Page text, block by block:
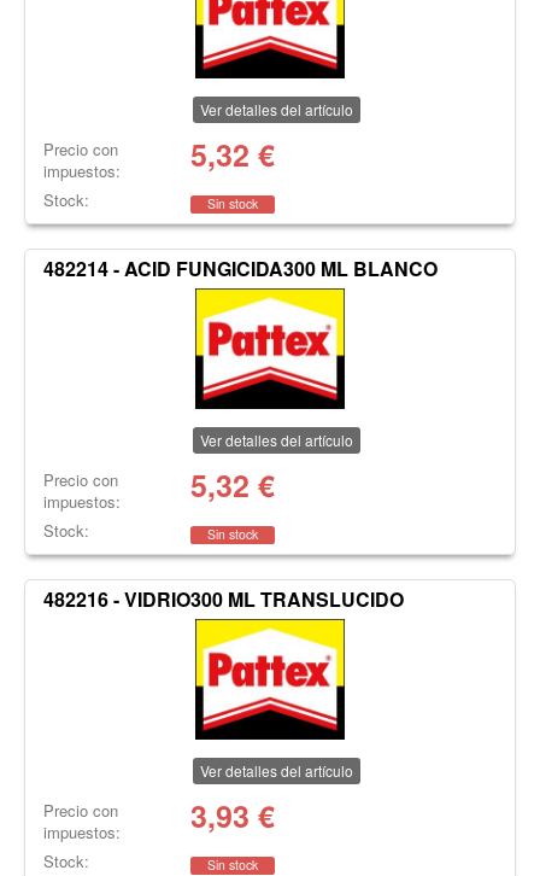
Ver detalles del artículo
Precio con
impuestos:
5,32 €
Stock: Sin stock
482214 - ACID FUNGICIDA300 ML BLANCO
Ver detalles del artículo
Precio con
impuestos:
5,32 €
Stock: Sin stock
482216 - VIDRIO300 ML TRANSLUCIDO
Ver detalles del artículo
Precio con
impuestos:
3,93 €
Stock: Sin stock